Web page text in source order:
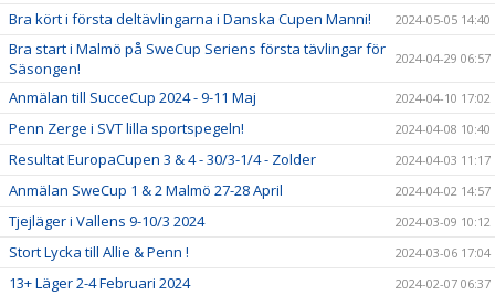
Bra kört i första deltävlingarna i Danska Cupen Manni! 2024-05-05 14:40
Bra start i Malmö på SweCup Seriens första tävlingar för
Säsongen!
2024-04-29 06:57
Anmälan till SucceCup 2024 - 9-11 Maj 2024-04-10 17:02
Penn Zerge i SVT lilla sportspegeln! 2024-04-08 10:40
Resultat EuropaCupen 3 & 4 - 30/3-1/4 - Zolder 2024-04-03 11:17
Anmälan SweCup 1 & 2 Malmö 27-28 April 2024-04-02 14:57
Tjejläger i Vallens 9-10/3 2024 2024-03-09 10:12
Stort Lycka till Allie & Penn ! 2024-03-06 17:04
13+ Läger 2-4 Februari 2024 2024-02-07 06:37